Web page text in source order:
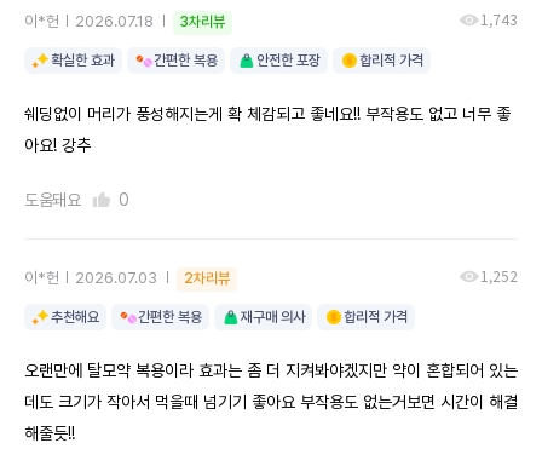
이*헌 2026.07.18 3차리뷰 1,743
확실한 효과 간편한 복용 안전한 포장 합리적 가격
쉐딩없이 머리가 풍성해지는게 확 체감되고 좋네요!! 부작용도 없고 너무 좋
아요! 강추
도움돼요 0
이*헌 2026.07.03 2차리뷰 1,252
추천해요 간편한 복용 재구매 의사 합리적 가격
오랜만에 탈모약 복용이라 효과는 좀 더 지켜봐야겠지만 약이 혼합되어 있는
데도 크기가 작아서 먹을때 넘기기 좋아요 부작용도 없는거보면 시간이 해결
해줄듯!!